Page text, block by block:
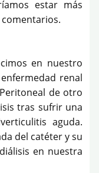
estar más
en nuestro
renal
de otro
tras sufrir una
aguda.
del catéter y su
en nuestra